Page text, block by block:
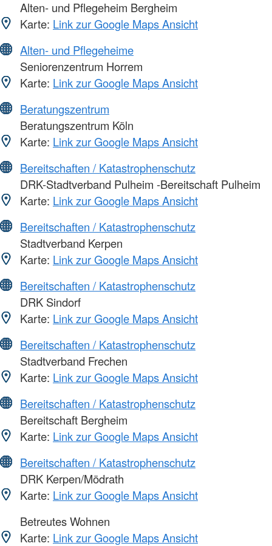
Alten- und Pflegeheim Bergheim
Karte: Link zur Google Maps Ansicht
Alten- und Pflegeheime
Seniorenzentrum Horrem
Karte: Link zur Google Maps Ansicht
Beratungszentrum
Beratungszentrum Köln
Karte: Link zur Google Maps Ansicht
Bereitschaften / Katastrophenschutz
DRK-Stadtverband Pulheim -Bereitschaft Pulheim
Karte: Link zur Google Maps Ansicht
Bereitschaften / Katastrophenschutz
Stadtverband Kerpen
Karte: Link zur Google Maps Ansicht
Bereitschaften / Katastrophenschutz
DRK Sindorf
Karte: Link zur Google Maps Ansicht
Bereitschaften / Katastrophenschutz
Stadtverband Frechen
Karte: Link zur Google Maps Ansicht
Bereitschaften / Katastrophenschutz
Bereitschaft Bergheim
Karte: Link zur Google Maps Ansicht
Bereitschaften / Katastrophenschutz
DRK Kerpen/Mödrath
Karte: Link zur Google Maps Ansicht
Betreutes Wohnen
Karte: Link zur Google Maps Ansicht